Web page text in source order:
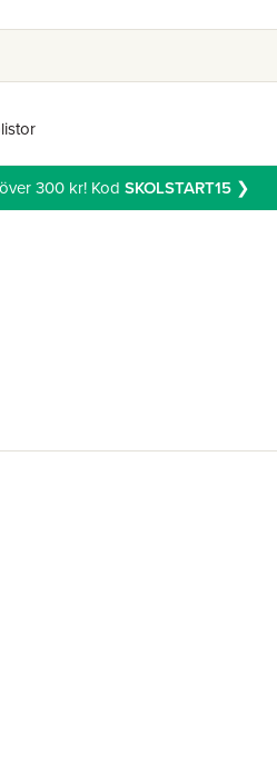
300 kr! Kod SKOLSTART15❯